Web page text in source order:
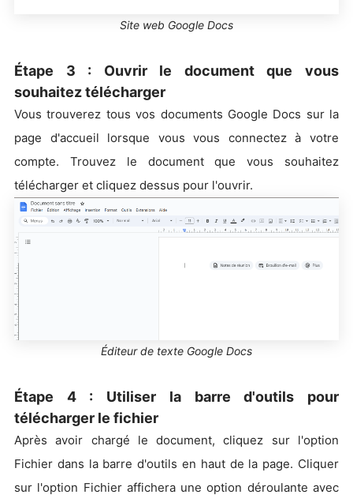
Site web Google Docs
Étape 3 : Ouvrir le document que vous
souhaitez télécharger
Vous trouverez tous vos documents Google Docs sur la
page d'accueil lorsque vous vous connectez à votre
compte. Trouvez le document que vous souhaitez
télécharger et cliquez dessus pour l'ouvrir.
Éditeur de texte Google Docs
Étape 4 : Utiliser la barre d'outils pour
télécharger le fichier
Après avoir chargé le document, cliquez sur l'option
Fichier dans la barre d'outils en haut de la page. Cliquer
sur l'option Fichier affichera une option déroulante avec